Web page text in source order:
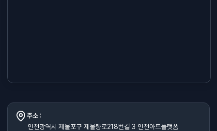
주소 :
인천광역시 제물포구 제물량로218번길 3 인천아트플랫폼